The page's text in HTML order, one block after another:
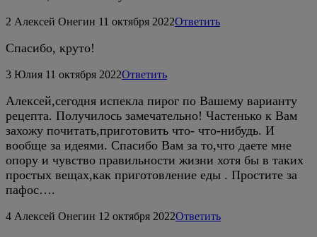
2 Алексей Онегин 11 октября 2022Ответить
Спасибо, круто!
3 Юлия 11 октября 2022Ответить
Алексей,сегодня испекла пирог по Вашему варианту
рецепта. Получилось замечательно! Частенько к Вам
захожу почитать,приготовить что- что-нибудь. И
вообще за идеями. Спасибо Вам за то,что даете мне
опору и чувство правильности жизни хотя бы в таких
простых вещах,как приготовление еды . Простите за
пафос….
4 Алексей Онегин 12 октября 2022Ответить